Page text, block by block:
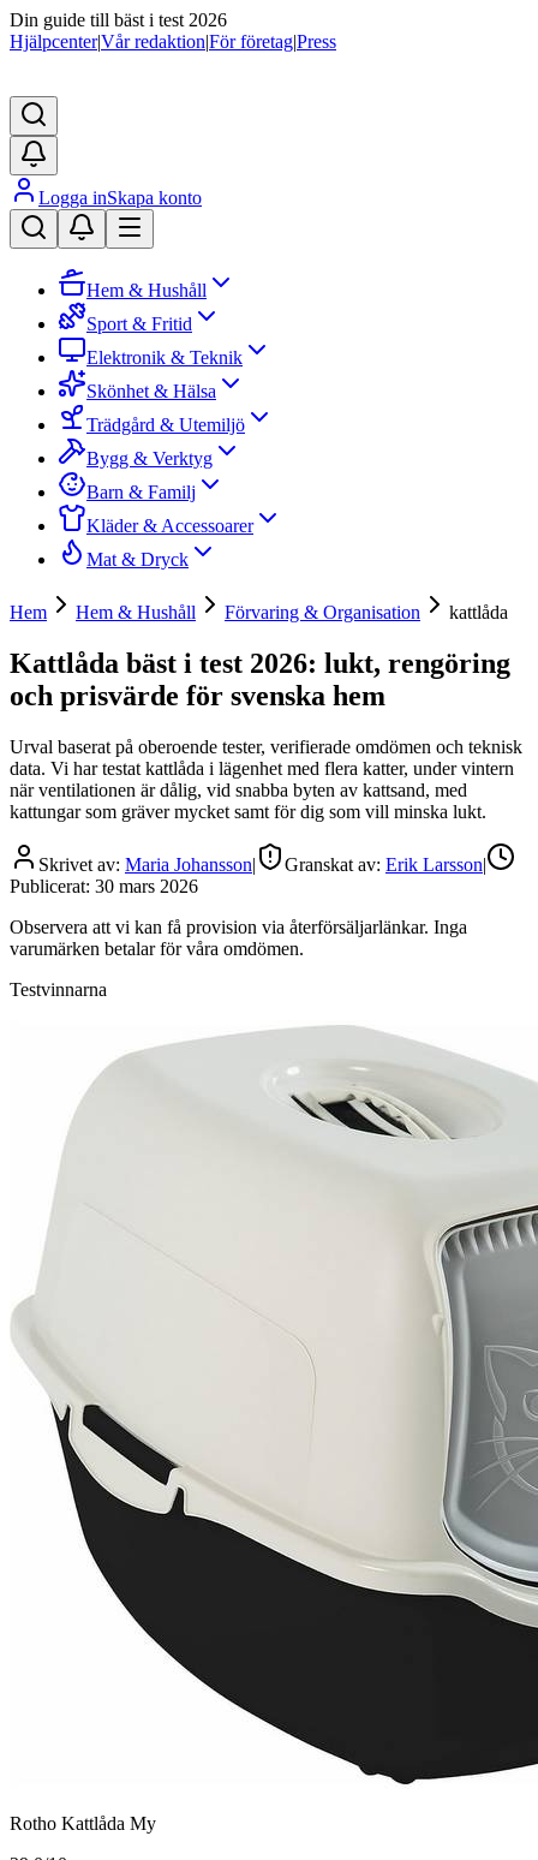
Din guide till bäst i test 2026
Hjälpcenter|Vår redaktion|För företag|Press
Logga inSkapa konto
Hem & Hushåll
Sport & Fritid
Elektronik & Teknik
Skönhet & Hälsa
Trädgård & Utemiljö
Bygg & Verktyg
Barn & Familj
Kläder & Accessoarer
Mat & Dryck
Hem Hem & Hushåll Förvaring & Organisation kattlåda
Kattlåda bäst i test 2026: lukt, rengöring
och prisvärde för svenska hem
Urval baserat på oberoende tester, verifierade omdömen och teknisk
data. Vi har testat kattlåda i lägenhet med flera katter, under vintern
när ventilationen är dålig, vid snabba byten av kattsand, med
kattungar som gräver mycket samt för dig som vill minska lukt.
Skrivet av: Maria Johansson| Granskat av: Erik Larsson|
Publicerat: 30 mars 2026
Observera att vi kan få provision via återförsäljarlänkar. Inga
varumärken betalar för våra omdömen.
Testvinnarna
Rotho Kattlåda My